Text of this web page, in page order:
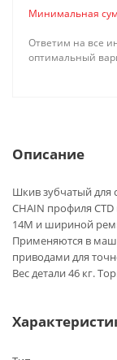
Минимальная
Ответим на все
оптимальный
Описание
Шкив зубчатый для
CHAIN профиля
14M и шириной
Применяются в
приводами для
Вес детали 46 кг.